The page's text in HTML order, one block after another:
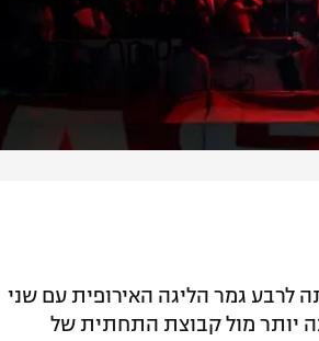
לרבע גמר הליגה האירופית עם שני
יותר מול קבוצת התחתית של